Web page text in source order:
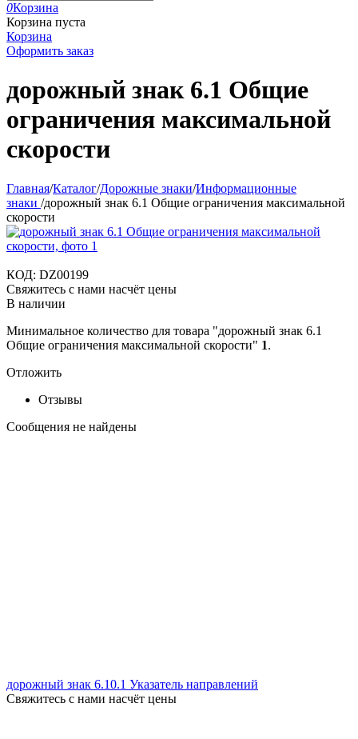
0Корзина
Корзина пуста
Корзина
Оформить заказ
дорожный знак 6.1 Общие
ограничения максимальной
скорости
Главная/Каталог/Дорожные знаки/Информационные
знаки /дорожный знак 6.1 Общие ограничения максимальной
скорости
КОД: DZ00199
Свяжитесь с нами насчёт цены
В наличии
Минимальное количество для товара "дорожный знак 6.1
Общие ограничения максимальной скорости" 1.
Отложить
Отзывы
Сообщения не найдены
дорожный знак 6.10.1 Указатель направлений
Свяжитесь с нами насчёт цены